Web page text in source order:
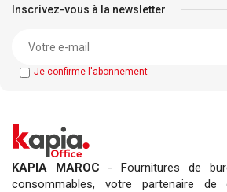
Inscrivez-vous à la newsletter
Je confirme l'abonnement
KAPIA MAROC - Fournitures de
consommables, votre partenaire